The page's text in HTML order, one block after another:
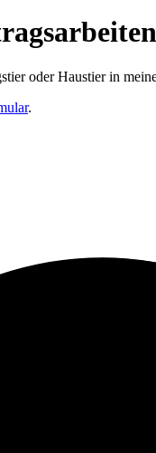
oder Haustier in
.